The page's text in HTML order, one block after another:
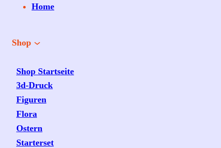
Home
Shop
Shop Startseite
3d-Druck
Figuren
Flora
Ostern
Starterset